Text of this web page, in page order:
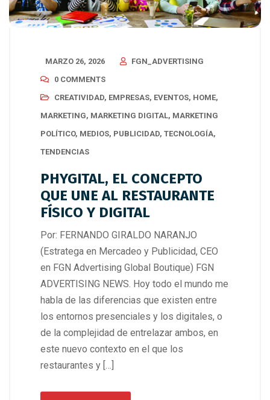
MARZO 26, 2026
FGN_ADVERTISING
0 COMMENTS
CREATIVIDAD, EMPRESAS, EVENTOS, HOME,
MARKETING, MARKETING DIGITAL, MARKETING
POLÍTICO, MEDIOS, PUBLICIDAD, TECNOLOGÍA,
TENDENCIAS
PHYGITAL, EL CONCEPTO
QUE UNE AL RESTAURANTE
FÍSICO Y DIGITAL
Por: FERNANDO GIRALDO NARANJO
(Estratega en Mercadeo y Publicidad, CEO
en FGN Advertising Global Boutique) FGN
ADVERTISING NEWS. Hoy todo el mundo me
habla de las diferencias que existen entre
los entornos presenciales y los digitales, o
de la complejidad de entrelazar ambos, en
este nuevo contexto en el que los
restaurantes y […]